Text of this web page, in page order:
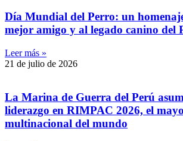
Día Mundial del Perro: un
mejor amigo y al legado canino del
Leer más »
21 de julio de 2026
La Marina de Guerra del Perú
liderazgo en RIMPAC 2026, el
multinacional del mundo